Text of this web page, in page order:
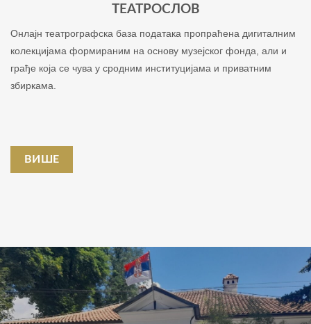
ТЕАТРОСЛОВ
Онлајн театрографска база података пропраћена дигиталним
колекцијама формираним на основу музејског фонда, али и
грађе која се чува у сродним институцијама и приватним
збиркама.
ВИШЕ